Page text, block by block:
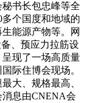
秘书长包忠峰等全
个国度和地域的
能源产物等。网
、预应力拉筋设
现了一场高质量
际住博会现场。
大、规格最高、
息由CNENA会